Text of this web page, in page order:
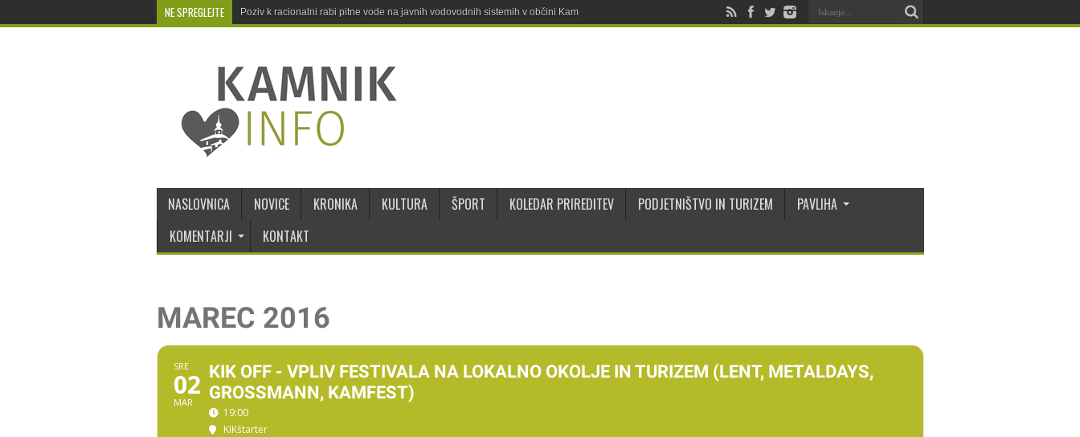
NE SPREGLEJTE Poziv k racionalni rabi pitne vode na javnih vodovodnih sistemih v občini Kamnik
NASLOVNICA NOVICE KRONIKA KULTURA ŠPORT KOLEDAR PRIREDITEV PODJETNIŠTVO IN TURIZEM
PAVLIHA
KOMENTARJI
KONTAKT
MAREC 2016
SRE
02
MAR
KIK OFF - VPLIV FESTIVALA NA LOKALNO OKOLJE IN TURIZEM (LENT, METALDAYS,
GROSSMANN, KAMFEST)
19:00
KIKštarter